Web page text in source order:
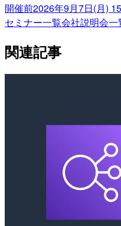
開催前2026年9月7日(月)
セミナー一覧会社説明会一
関連記事